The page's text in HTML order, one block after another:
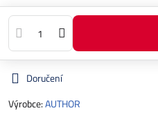
Doručení
Výrobce:AUTHOR